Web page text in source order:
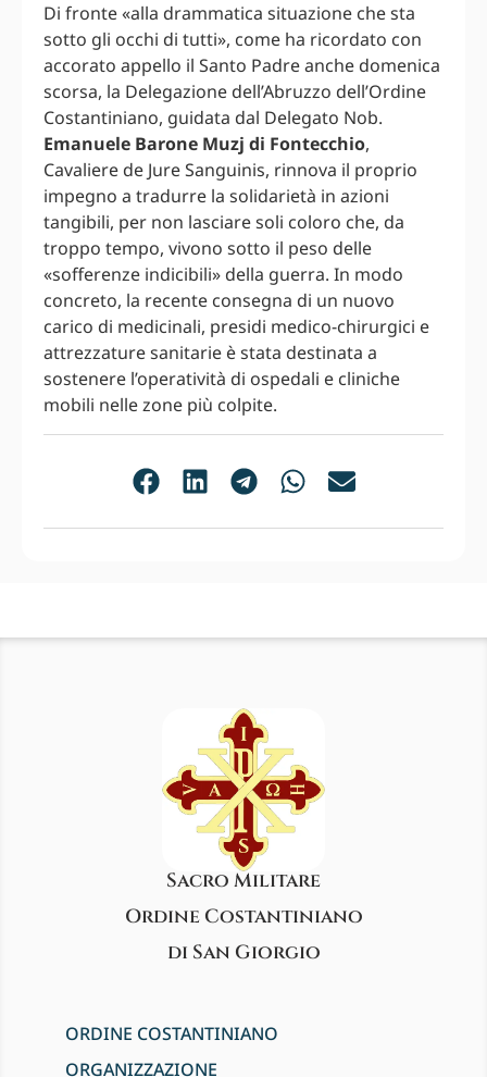
Di fronte «alla drammatica situazione che sta
sotto gli occhi di tutti», come ha ricordato con
accorato appello il Santo Padre anche domenica
scorsa, la Delegazione dell’Abruzzo dell’Ordine
Costantiniano, guidata dal Delegato Nob.
Emanuele Barone Muzj di Fontecchio,
Cavaliere de Jure Sanguinis, rinnova il proprio
impegno a tradurre la solidarietà in azioni
tangibili, per non lasciare soli coloro che, da
troppo tempo, vivono sotto il peso delle
«sofferenze indicibili» della guerra. In modo
concreto, la recente consegna di un nuovo
carico di medicinali, presidi medico-chirurgici e
attrezzature sanitarie è stata destinata a
sostenere l’operatività di ospedali e cliniche
mobili nelle zone più colpite.
Sacro Militare
Ordine Costantiniano
di San Giorgio
ORDINE COSTANTINIANO
ORGANIZZAZIONE